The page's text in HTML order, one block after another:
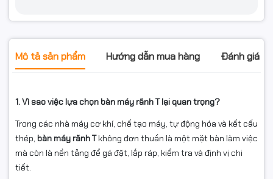
Mô tả sản phẩm Hướng dẫn mua hàng Đánh giá
1. Vì sao việc lựa chọn bàn máy rãnh T lại quan trọng?
Trong các nhà máy cơ khí, chế tạo máy, tự động hóa và kết cấu
thép, bàn máy rãnh Tkhông đơn thuần là một mặt bàn làm việc
mà còn là nền tảng để gá đặt, lắp ráp, kiểm tra và định vị chi
tiết.